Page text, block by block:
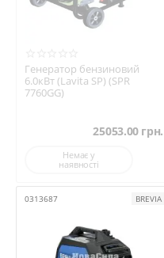
Генератор бензиновий
6.0кВт (Lavita SP) (SPR
7760GG)
25053.00 грн.
Немає у
наявності
0313687 BREVIA